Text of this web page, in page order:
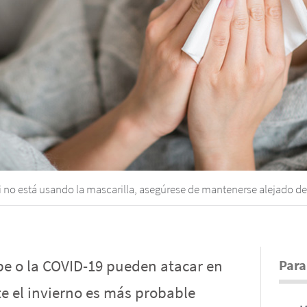
está usando la mascarilla, asegúrese de mantenerse alejado
o la COVID-19 pueden atacar en
el invierno es más probable